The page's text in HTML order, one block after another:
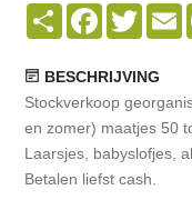
Share Facebook
Twitter
BESCHRIJVING
Stockverkoop
en zomer) maatjes 50
Laarsjes, babyslofjes,
Betalen liefst cash.